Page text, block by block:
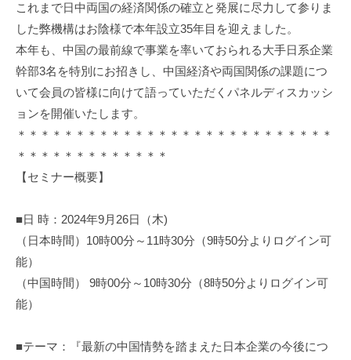
投
資
促
進
構
(
c
o
)
これまで日中両国の経済関係の確立と発展に尽力して参りま
した弊機構はお陰様で本年設立35年目を迎えました。
本年も、中国の最前線で事業を率いておられる大手日系企業
幹部3名を特別にお招きし、中国経済や両国関係の課題につ
いて会員の皆様に向けて語っていただくパネルディスカッシ
ョンを開催いたします。
＊＊＊＊＊＊＊＊＊＊＊＊＊＊＊＊＊＊＊＊＊＊＊＊＊＊＊
＊＊＊＊＊＊＊＊＊＊＊＊＊
【セミナー概要】
■日 時：2024年9月26日（木)
（日本時間）10時00分～11時30分（9時50分よりログイン可
能）
（中国時間） 9時00分～10時30分（8時50分よりログイン可
能）
■テーマ：『最新の中国情勢を踏まえた日本企業の今後につ